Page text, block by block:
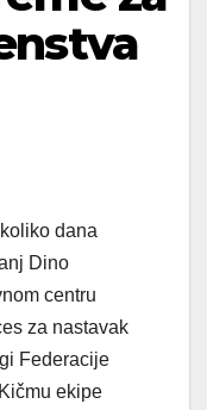
dana
Dino
centru
za nastavak
Federacije
ekipe